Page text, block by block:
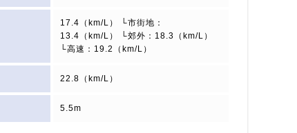
17.4（km/L） └市街地：
13.4（km/L） └郊外：18.3（km/L）
└高速：19.2（km/L）
22.8（km/L）
5.5m